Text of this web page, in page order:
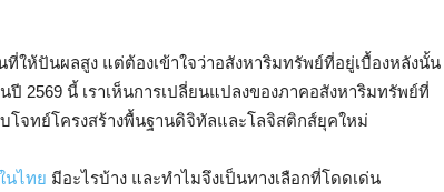
ให้ปันผลสูง แต่ต้องเข้าใจว่าอสังหาริมทรัพย์ที่อยู่เบื้องหลังนั้น
2569 นี้ เราเห็นการเปลี่ยนแปลงของภาคอสังหาริมทรัพย์ที่
โจทย์โครงสร้างพื้นฐานดิจิทัลและโลจิสติกส์ยุคใหม่
นไทย มีอะไรบ้าง และทำไมจึงเป็นทางเลือกที่โดดเด่น